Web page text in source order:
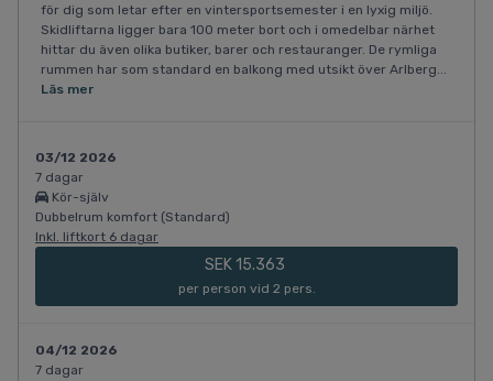
för dig som letar efter en vintersportsemester i en lyxig miljö.
Skidliftarna ligger bara 100 meter bort och i omedelbar närhet
hittar du även olika butiker, barer och restauranger. De rymliga
rummen har som standard en balkong med utsikt över Arlberg...
Läs mer
03/12 2026
7 dagar
Kör-själv
Dubbelrum komfort (Standard)
Inkl. liftkort 6 dagar
SEK 15.363
per person vid 2 pers.
04/12 2026
7 dagar